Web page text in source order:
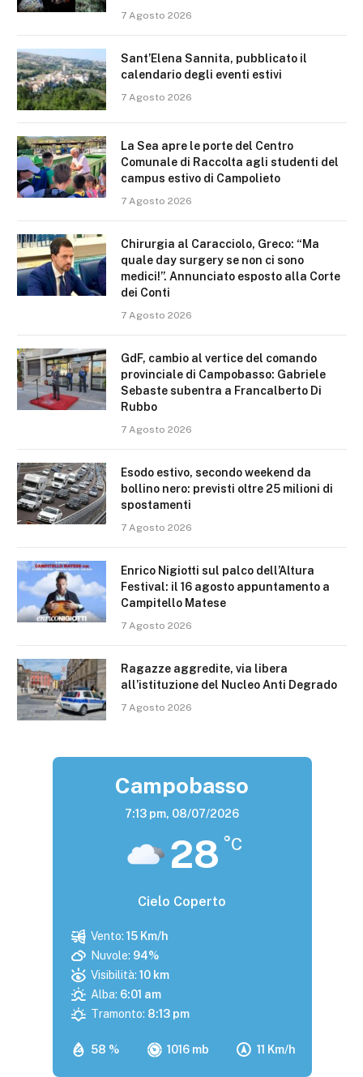
7 Agosto 2026
Sant’Elena Sannita, pubblicato il
calendario degli eventi estivi
7 Agosto 2026
La Sea apre le porte del Centro
Comunale di Raccolta agli studenti del
campus estivo di Campolieto
7 Agosto 2026
Chirurgia al Caracciolo, Greco: “Ma
quale day surgery se non ci sono
medici!”. Annunciato esposto alla Corte
dei Conti
7 Agosto 2026
GdF, cambio al vertice del comando
provinciale di Campobasso: Gabriele
Sebaste subentra a Francalberto Di
Rubbo
7 Agosto 2026
Esodo estivo, secondo weekend da
bollino nero: previsti oltre 25 milioni di
spostamenti
7 Agosto 2026
Enrico Nigiotti sul palco dell’Altura
Festival: il 16 agosto appuntamento a
Campitello Matese
7 Agosto 2026
Ragazze aggredite, via libera
all’istituzione del Nucleo Anti Degrado
7 Agosto 2026
Campobasso
7:13 pm, 08/07/2026
28 °C
Cielo Coperto
58 % 1016 mb 11 Km/h
Vento: 15 Km/h
Nuvole: 94%
Visibilità: 10 km
Alba: 6:01 am
Tramonto: 8:13 pm